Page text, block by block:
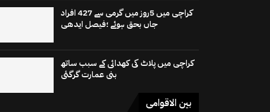
کراچی میں 5روز میں گرمی سے 427 افراد
جاں بحق ہوئے ؛فیصل ایدھی
کراچی میں پلاٹ کی کھدائی کے سبب ساتھ
بنی عمارت گرگئی
بین الاقوامی